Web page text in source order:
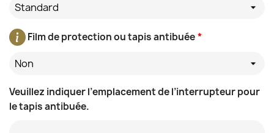
Standard
*
Film de protection ou tapis antibuée
Non
Veuillez indiquer l’emplacement de l’interrupteur pour
le tapis antibuée.